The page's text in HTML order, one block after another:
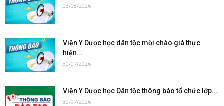
03/08/2026
Viện Y Dược học dân tộc mời chào giá thực
hiện...
30/07/2026
Viện Y Dược học Dân tộc thông báo tổ chức lớp...
30/07/2026